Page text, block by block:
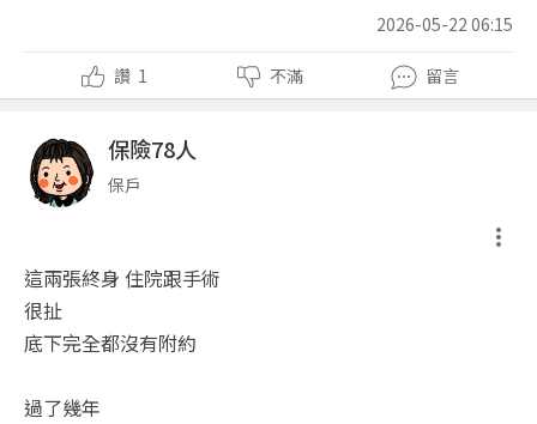
2026-05-22 06:15
讚 1 不滿 留言
保險78人
保戶
這兩張終身 住院跟手術
很扯
底下完全都沒有附約
過了幾年